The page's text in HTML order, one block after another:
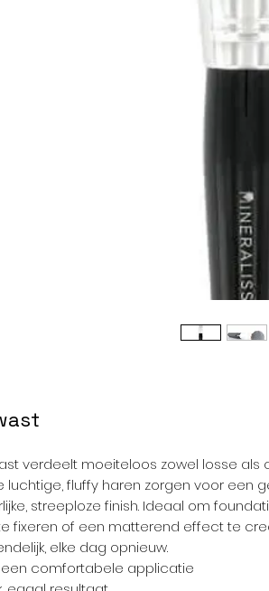
verdeelt moeiteloos zowel losse
luchtige, fluffy haren zorgen voor een
streeploze finish. Ideaal om
fixeren of een matterend effect te
elke dag opnieuw.
comfortabele applicatie